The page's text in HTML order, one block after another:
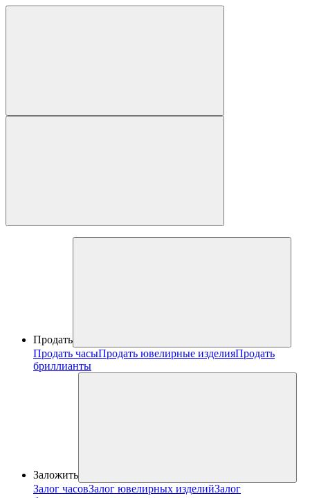
Продать
Продать часыПродать ювелирные изделияПродать
бриллианты
Заложить
Залог часовЗалог ювелирных изделийЗалог